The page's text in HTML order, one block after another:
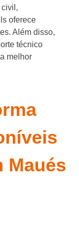
civil,
oferece
Além disso,
técnico
melhor
Maués